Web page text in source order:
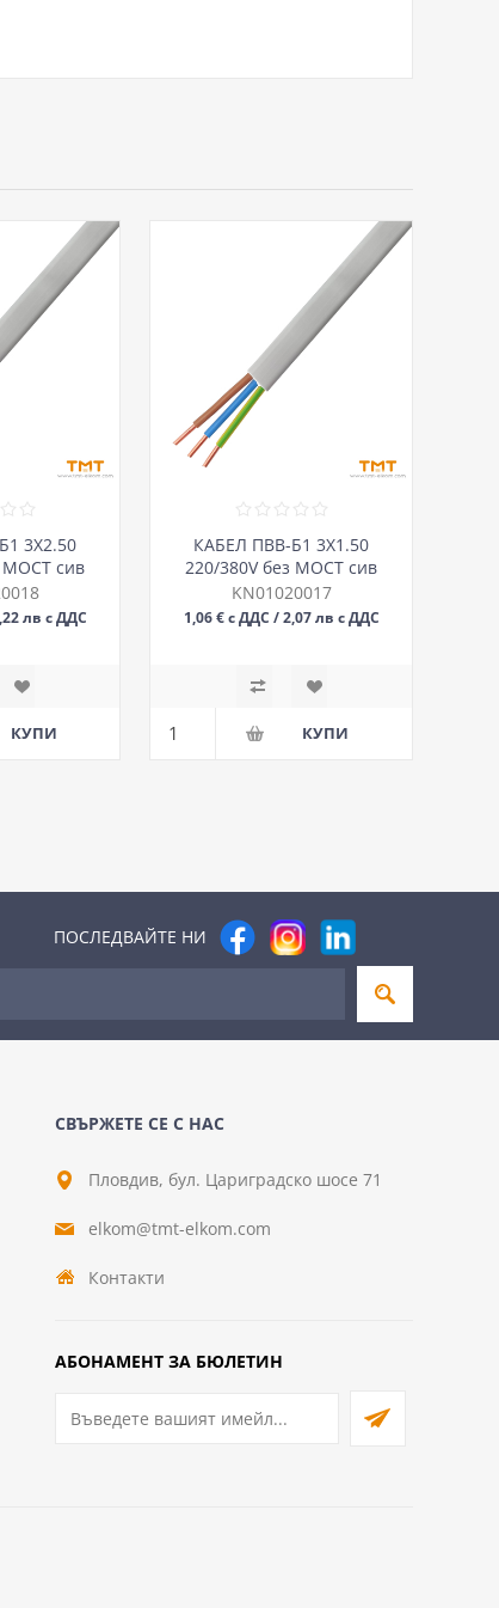
3Х2.50
МОСТ сив
лв с ДДС
КАБЕЛ ПВВ-Б1 3Х1.50
220/380V без МОСТ сив
KN01020017
1,06 € с ДДС / 2,07 лв с ДДС
ПОСЛЕДВАЙТЕ НИ
СВЪРЖЕТЕ СЕ С НАС
Пловдив, бул. Цариградско шосе 71
elkom@tmt-elkom.com
Контакти
АБОНАМЕНТ ЗА БЮЛЕТИН